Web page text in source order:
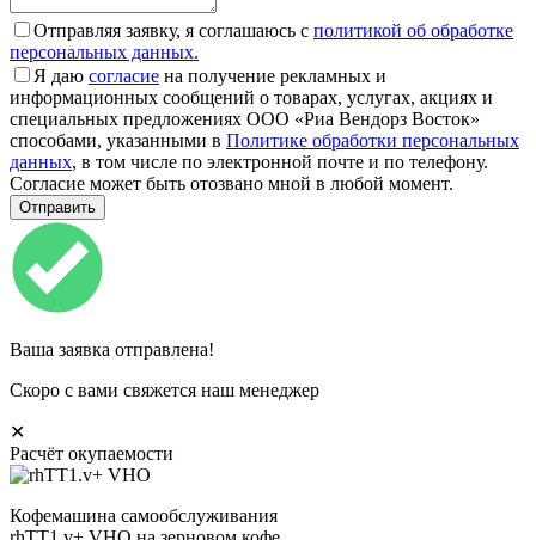
Отправляя заявку, я соглашаюсь с политикой об обработке
персональных данных.
Я даю согласие на получение рекламных и
информационных сообщений о товарах, услугах, акциях и
специальных предложениях ООО «Риа Вендорз Восток»
способами, указанными в Политике обработки персональных
данных, в том числе по электронной почте и по телефону.
Согласие может быть отозвано мной в любой момент.
Ваша заявка отправлена!
Скоро с вами свяжется наш менеджер
✕
Расчёт окупаемости
Кофемашина самообслуживания